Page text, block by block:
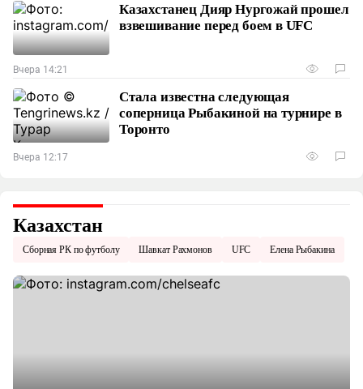
Казахстанец Дияр Нургожай прошел
взвешивание перед боем в UFC
Вчера 14:21
Стала известна следующая
соперница Рыбакиной на турнире в
Торонто
Вчера 12:17
Казахстан
Сборная РК по футболу Шавкат Рахмонов UFC Елена Рыбакина